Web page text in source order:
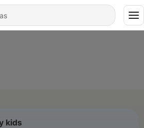
kids